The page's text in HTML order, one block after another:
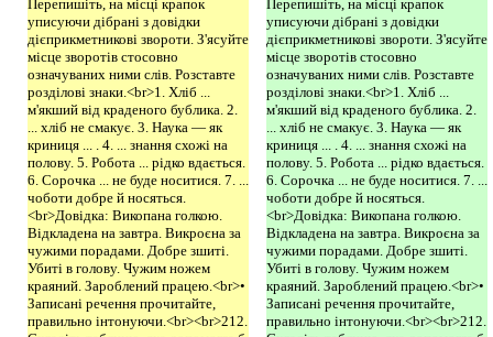
Перепишіть, на місці крапок
уписуючи дібрані з довідки
дієприкметникові звороти. З'ясуйте
місце зворотів стосовно
означуваних ними слів. Розставте
розділові знаки.<br>1. Хліб ...
м'якший від краденого бублика. 2.
... хліб не смакує. 3. Наука — як
криниця ... . 4. ... знання схожі на
полову. 5. Робота ... рідко вдається.
6. Сорочка ... не буде носитися. 7. ...
чоботи добре й носяться.
<br>Довідка: Викопана голкою.
Відкладена на завтра. Викроєна за
чужими порадами. Добре зшиті.
Убиті в голову. Чужим ножем
краяний. Зароблений працею.<br>•
Записані речення прочитайте,
правильно інтонуючи.<br><br>212.
Перепишіть, на місці крапок
уписуючи дібрані з довідки
дієприкметникові звороти. З'ясуйте
місце зворотів стосовно
означуваних ними слів. Розставте
розділові знаки.<br>1. Хліб ...
м'якший від краденого бублика. 2.
... хліб не смакує. 3. Наука — як
криниця ... . 4. ... знання схожі на
полову. 5. Робота ... рідко вдається.
6. Сорочка ... не буде носитися. 7. ...
чоботи добре й носяться.
<br>Довідка: Викопана голкою.
Відкладена на завтра. Викроєна за
чужими порадами. Добре зшиті.
Убиті в голову. Чужим ножем
краяний. Зароблений працею.<br>•
Записані речення прочитайте,
правильно інтонуючи.<br><br>212.